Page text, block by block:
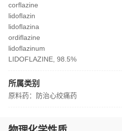
corflazine
lidoflazin
lidoflazina
ordiflazine
lidoflazinum
LIDOFLAZINE, 98.5%
所属类别
原料药：防治心绞痛药